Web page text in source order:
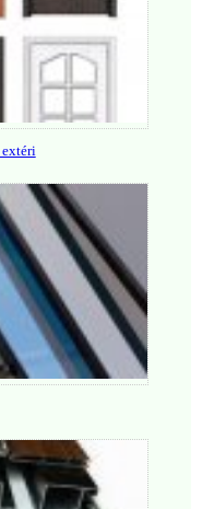
extéri